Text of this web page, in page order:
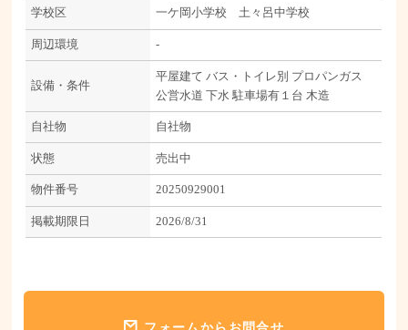
学校区 一ケ岡小学校 土々呂中学校
周辺環境 -
設備・条件
平屋建て バス・トイレ別 プロパンガス
公営水道 下水 駐車場有１台 木造
自社物 自社物
状態 売出中
物件番号 20250929001
掲載期限日 2026/8/31
フォームからお問合せ